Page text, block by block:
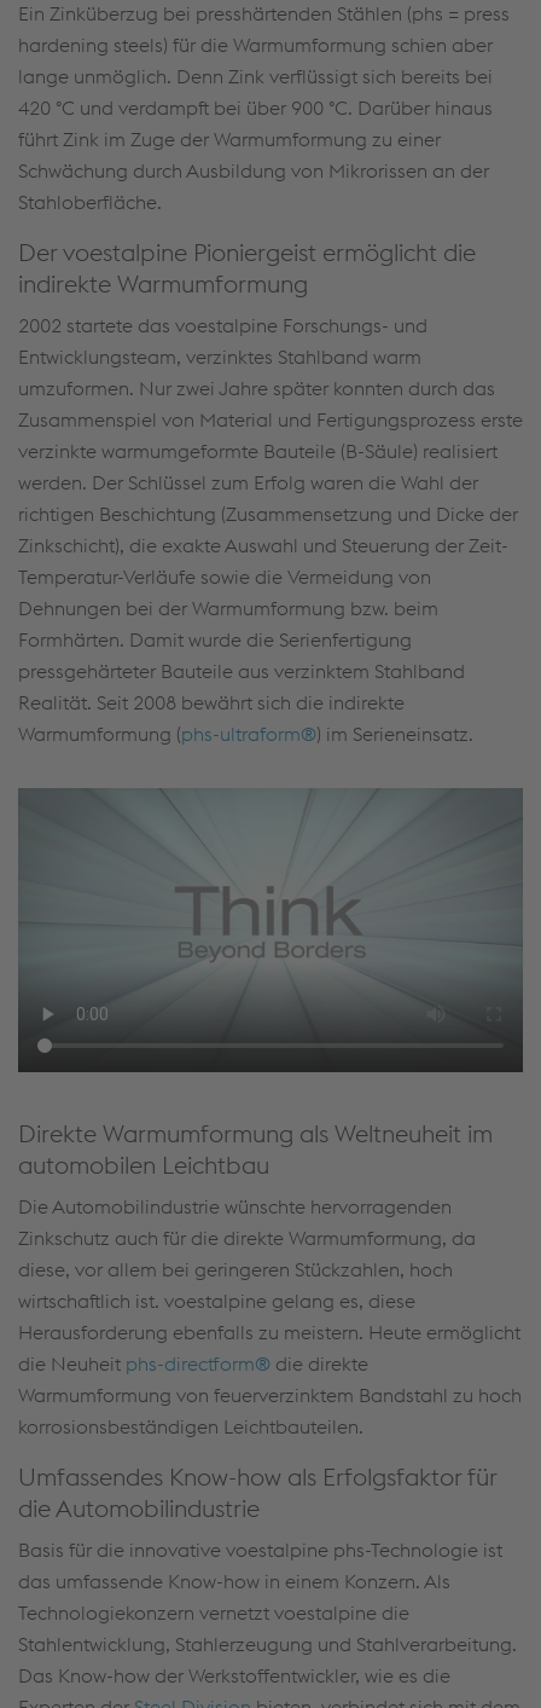
Ein Zinküberzug bei presshärtenden Stählen (phs = press
hardening steels) für die Warmumformung schien aber
lange unmöglich. Denn Zink verflüssigt sich bereits bei
420 °C und verdampft bei über 900 °C. Darüber hinaus
führt Zink im Zuge der Warmumformung zu einer
Schwächung durch Ausbildung von Mikrorissen an der
Stahloberfläche.
Der voestalpine Pioniergeist ermöglicht die
indirekte Warmumformung
2002 startete das voestalpine Forschungs- und
Entwicklungsteam, verzinktes Stahlband warm
umzuformen. Nur zwei Jahre später konnten durch das
Zusammenspiel von Material und Fertigungsprozess erste
verzinkte warmumgeformte Bauteile (B-Säule) realisiert
werden. Der Schlüssel zum Erfolg waren die Wahl der
richtigen Beschichtung (Zusammensetzung und Dicke der
Zinkschicht), die exakte Auswahl und Steuerung der Zeit-
Temperatur-Verläufe sowie die Vermeidung von
Dehnungen bei der Warmumformung bzw. beim
Formhärten. Damit wurde die Serienfertigung
pressgehärteter Bauteile aus verzinktem Stahlband
Realität. Seit 2008 bewährt sich die indirekte
Warmumformung (phs-ultraform®) im Serieneinsatz.
Direkte Warmumformung als Weltneuheit im
automobilen Leichtbau
Die Automobilindustrie wünschte hervorragenden
Zinkschutz auch für die direkte Warmumformung, da
diese, vor allem bei geringeren Stückzahlen, hoch
wirtschaftlich ist. voestalpine gelang es, diese
Herausforderung ebenfalls zu meistern. Heute ermöglicht
die Neuheit phs-directform® die direkte
Warmumformung von feuerverzinktem Bandstahl zu hoch
korrosionsbeständigen Leichtbauteilen.
Umfassendes Know-how als Erfolgsfaktor für
die Automobilindustrie
Basis für die innovative voestalpine phs-Technologie ist
das umfassende Know-how in einem Konzern. Als
Technologiekonzern vernetzt voestalpine die
Stahlentwicklung, Stahlerzeugung und Stahlverarbeitung.
Das Know-how der Werkstoffentwickler, wie es die